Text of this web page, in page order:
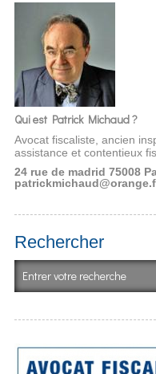
Qui est Patrick Michaud ?
Avocat fiscaliste, ancien
assistance et contentieux
24 rue de madrid 75008
Rechercher